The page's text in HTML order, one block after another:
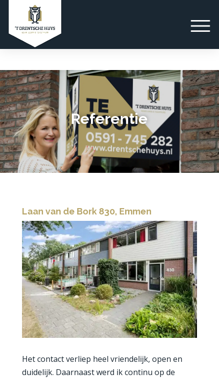
Referentie
Laan van de Bork 830, Emmen
Het contact verliep heel vriendelijk, open en
duidelijk. Daarnaast werd ik continu op de